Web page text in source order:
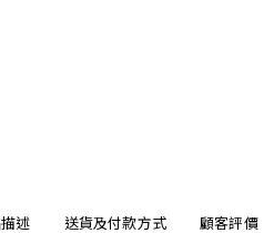
述 送貨及付款方式 顧客評價